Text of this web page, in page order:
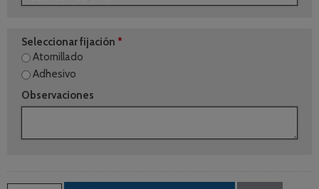
Seleccionar fijación *
Atornillado
Adhesivo
Observaciones